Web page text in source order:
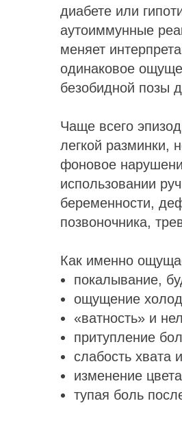
диабете или
аутоиммунные
меняет
одинаковое
безобидной позы
Чаще всего
легкой разминки,
фоновое
использовании
беременности,
позвоночника,
Как именно
покалывание,
ощущение
«ватность» и
притупление
слабость хвата
изменение
тупая боль